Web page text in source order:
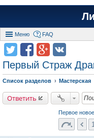
Меню FAQ
Первый Страж
Список разделов Мастерская
Ответить
Первое
1